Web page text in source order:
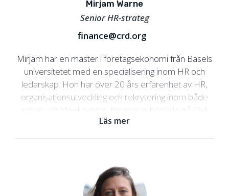
Mirjam Warne
Senior HR-strateg
finance@crd.org
Mirjam har en master i företagsekonomi från Basels
universitetet med en specialisering inom HR och
ledarskap. Hon har över 20 års erfarenhet av HR,
organisationsutveckling och rekrytering inom både
privat och ideell sektor. Innan hon började på Civil
Rights Defenders hade hon ledande HR-roller på
organisationer som Kvinna till Kvinna,
Zürich.
Läs mer